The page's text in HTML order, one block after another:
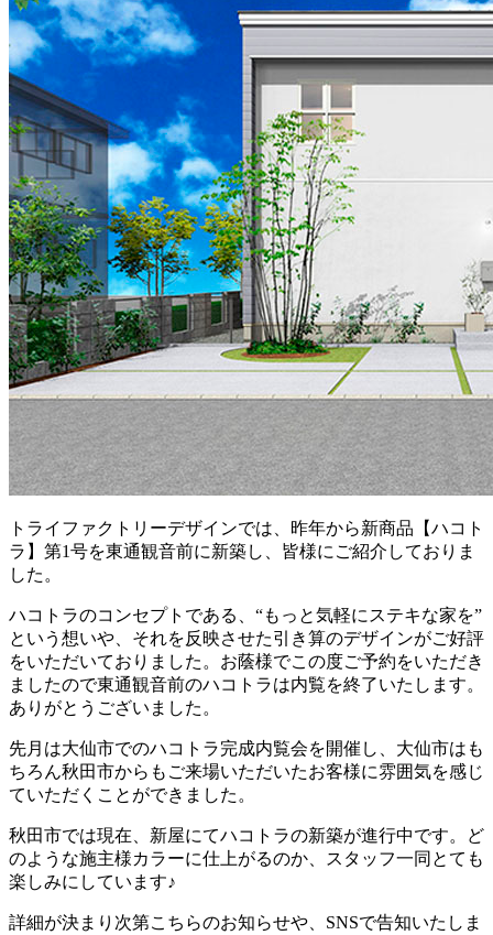
トライファクトリーデザインでは、昨年から新商品【ハコト
ラ】第1号を東通観音前に新築し、皆様にご紹介しておりま
した。
ハコトラのコンセプトである、“もっと気軽にステキな家を”
という想いや、それを反映させた引き算のデザインがご好評
をいただいておりました。お蔭様でこの度ご予約をいただき
ましたので東通観音前のハコトラは内覧を終了いたします。
ありがとうございました。
先月は大仙市でのハコトラ完成内覧会を開催し、大仙市はも
ちろん秋田市からもご来場いただいたお客様に雰囲気を感じ
ていただくことができました。
秋田市では現在、新屋にてハコトラの新築が進行中です。ど
のような施主様カラーに仕上がるのか、スタッフ一同とても
楽しみにしています♪
詳細が決まり次第こちらのお知らせや、SNSで告知いたしま